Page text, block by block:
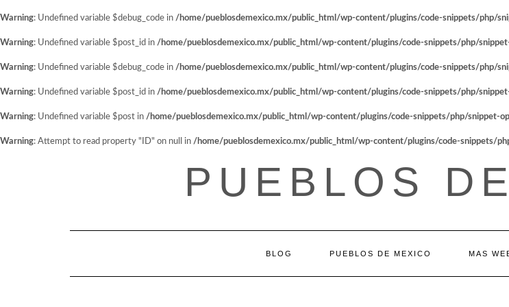
Warning: Undefined variable $debug_code in /home/pueblosdemexico.mx/public_html/wp-content/plugins/code-snippets/php/
Warning: Undefined variable $post_id in /home/pueblosdemexico.mx/public_html/wp-content/plugins/code-snippets/php/
Warning: Undefined variable $debug_code in /home/pueblosdemexico.mx/public_html/wp-content/plugins/code-snippets/php/
Warning: Undefined variable $post_id in /home/pueblosdemexico.mx/public_html/wp-content/plugins/code-snippets/php/
Warning: Undefined variable $post in /home/pueblosdemexico.mx/public_html/wp-content/plugins/code-snippets/php/snippet-
Warning: Attempt to read property "ID" on null in /home/pueblosdemexico.mx/public_html/wp-content/plugins/code-snippets/
PUEBLOS
BLOG PUEBLOS DE MEXICO MAS